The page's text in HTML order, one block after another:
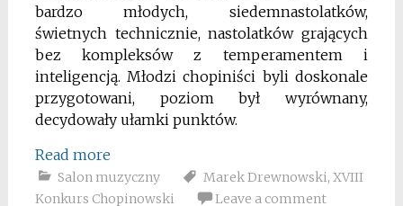
bardzo młodych, siedemnastolatków,
świetnych technicznie, nastolatków grających
bez kompleksów z temperamentem i
inteligencją. Młodzi chopiniści byli doskonale
przygotowani, poziom był wyrównany,
decydowały ułamki punktów.
Read more
Salon muzyczny Marek Drewnowski, XVIII
Konkurs Chopinowski
Leave a comment